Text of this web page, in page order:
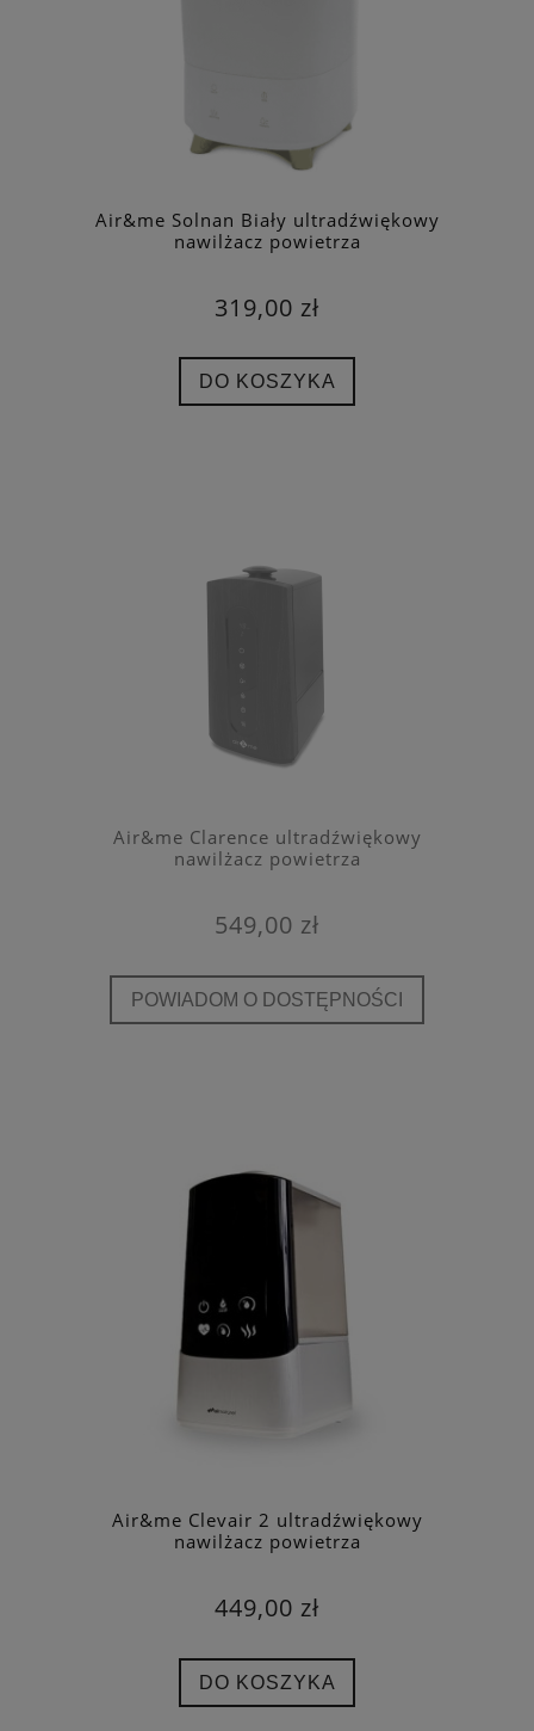
Air&me Solnan Biały ultradźwiękowy
nawilżacz powietrza
319,00 zł
DO KOSZYKA
Air&me Clarence ultradźwiękowy
nawilżacz powietrza
549,00 zł
POWIADOM O DOSTĘPNOŚCI
Air&me Clevair 2 ultradźwiękowy
nawilżacz powietrza
449,00 zł
DO KOSZYKA